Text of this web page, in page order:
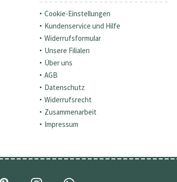
Cookie-Einstellungen
Kundenservice und Hilfe
Widerrufsformular
Unsere Filialen
Über uns
AGB
Datenschutz
Widerrufsrecht
Zusammenarbeit
Impressum